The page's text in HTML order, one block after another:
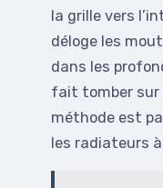
la grille vers
déloge les
dans les
fait tomber sur
méthode est
les radiateurs